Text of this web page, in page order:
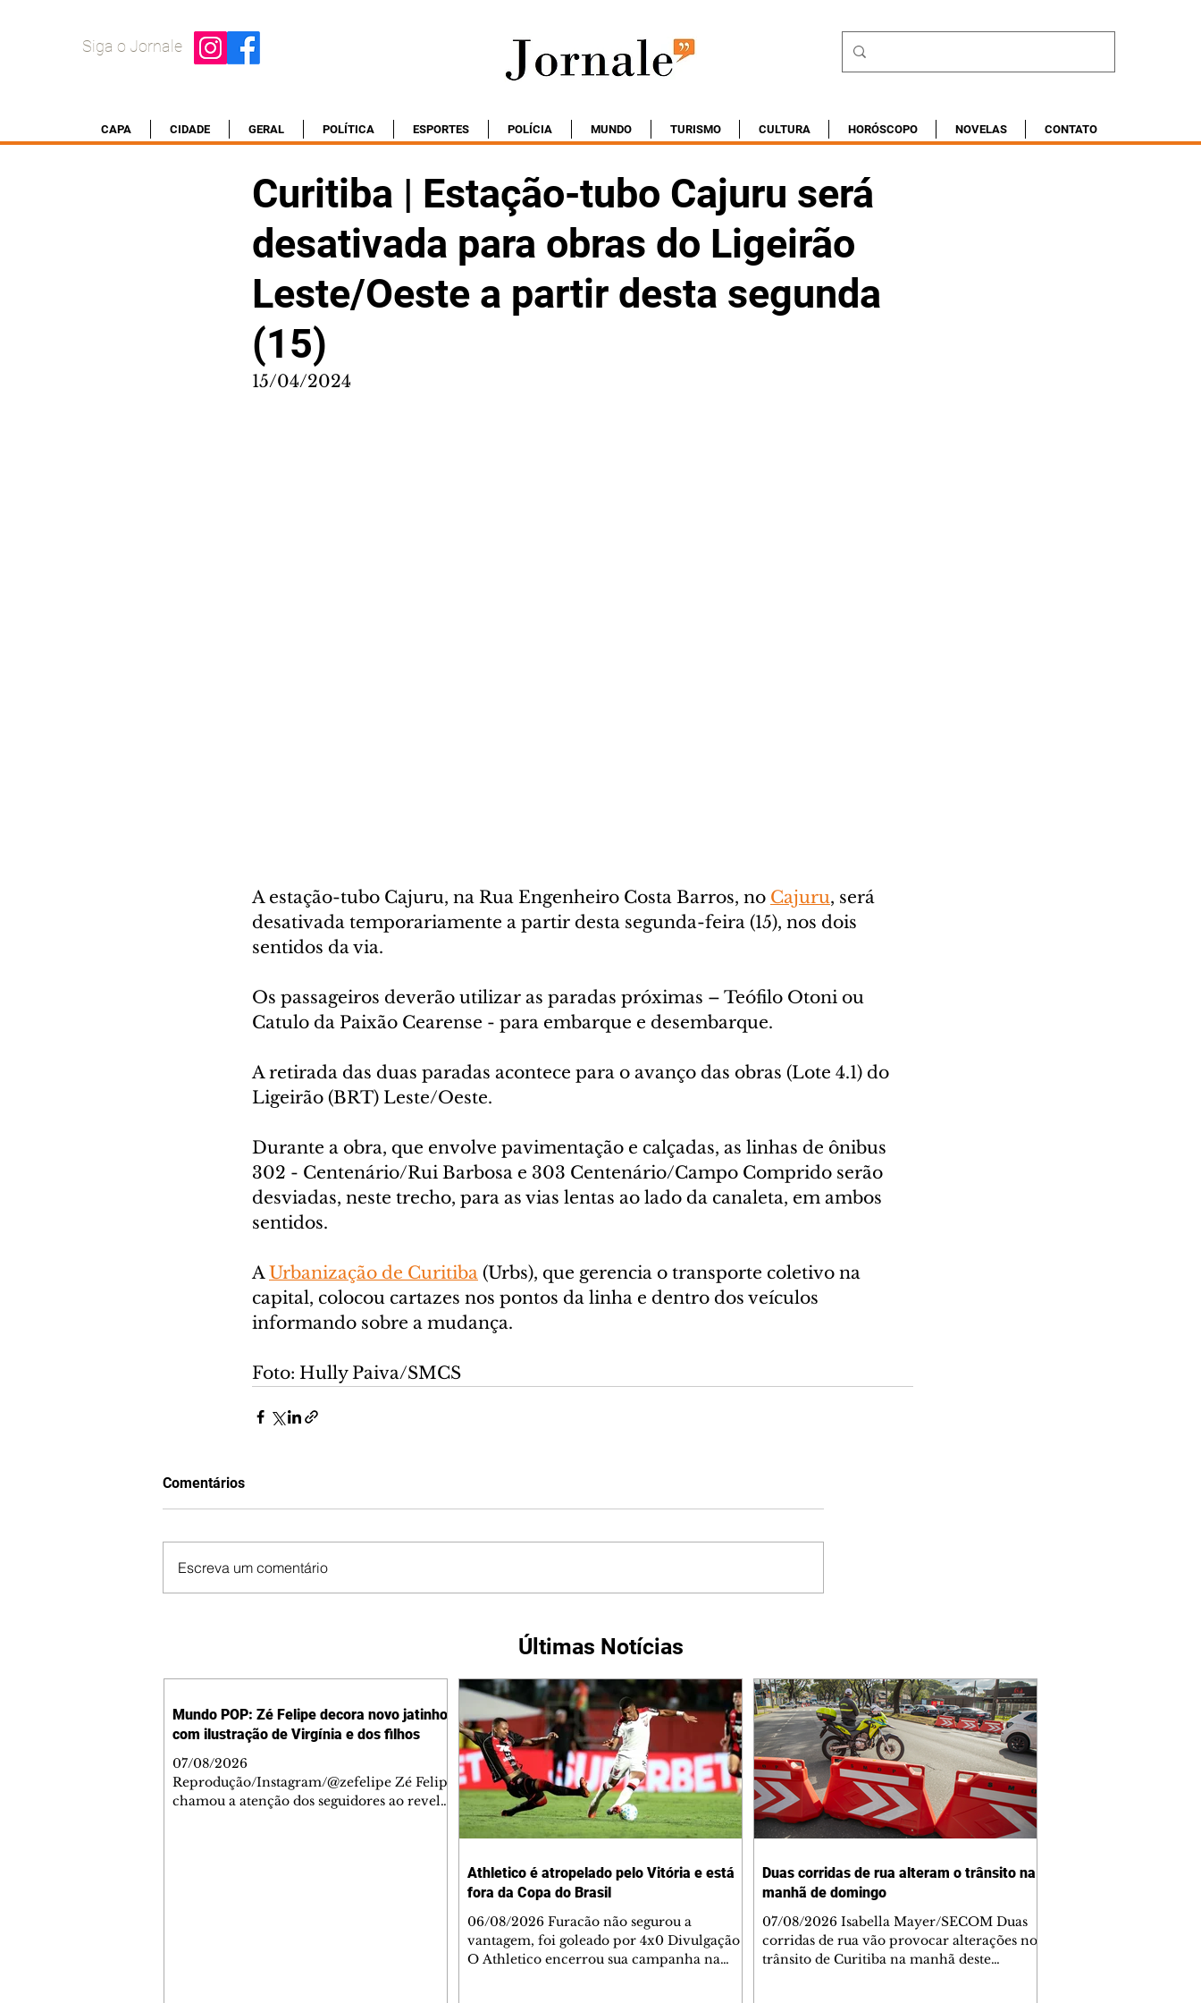
Siga o Jornale
CAPA CIDADE GERAL POLÍTICA ESPORTES POLÍCIA MUNDO TURISMO CULTURA HORÓSCOPO NOVELAS CONTATO
Curitiba | Estação-tubo Cajuru será
desativada para obras do Ligeirão
Leste/Oeste a partir desta segunda
(15)
15/04/2024
A estação-tubo Cajuru, na Rua Engenheiro Costa Barros, no Cajuru, será
desativada temporariamente a partir desta segunda-feira (15), nos dois
sentidos da via.
Os passageiros deverão utilizar as paradas próximas – Teófilo Otoni ou
Catulo da Paixão Cearense - para embarque e desembarque.
A retirada das duas paradas acontece para o avanço das obras (Lote 4.1) do
Ligeirão (BRT) Leste/Oeste.
Durante a obra, que envolve pavimentação e calçadas, as linhas de ônibus
302 - Centenário/Rui Barbosa e 303 Centenário/Campo Comprido serão
desviadas, neste trecho, para as vias lentas ao lado da canaleta, em ambos
sentidos.
A Urbanização de Curitiba (Urbs), que gerencia o transporte coletivo na
capital, colocou cartazes nos pontos da linha e dentro dos veículos
informando sobre a mudança.
Foto: Hully Paiva/SMCS
Comentários
Escreva um comentário
Últimas Notícias
Mundo POP: Zé Felipe decora novo jatinho
com ilustração de Virgínia e dos filhos
07/08/2026
Reprodução/Instagram/@zefelipe Zé Felipe
chamou a atenção dos seguidores ao revelar
Athletico é atropelado pelo Vitória e está
fora da Copa do Brasil
06/08/2026 Furacão não segurou a
vantagem, foi goleado por 4x0 Divulgação
O Athletico encerrou sua campanha na
Duas corridas de rua alteram o trânsito na
manhã de domingo
07/08/2026 Isabella Mayer/SECOM Duas
corridas de rua vão provocar alterações no
trânsito de Curitiba na manhã deste